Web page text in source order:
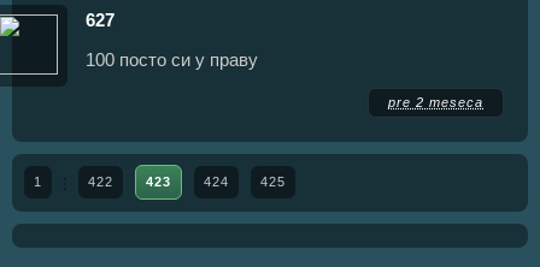
627
100 посто си у праву
pre 2 meseca
1 422 423 424 425